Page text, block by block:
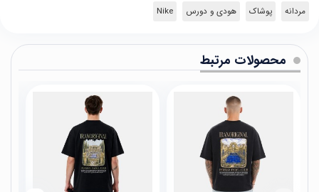
مردانه
پوشاک هودی و دورس Nike
محصولات مرتبط